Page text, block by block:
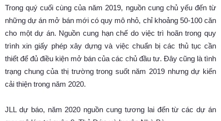
Trong quý cuối cùng của năm 2019, nguồn cung chủ yếu đến từ
những dự án mở bán mới có quy mô nhỏ, chỉ khoảng 50-100 căn
cho một dự án. Nguồn cung hạn chế do việc trì hoãn trong quy
trình xin giấy phép xây dựng và việc chuẩn bị các thủ tục cần
thiết để đủ điều kiện mở bán của các chủ đầu tư. Đây cũng là tình
trạng chung của thị trường trong suốt năm 2019 nhưng dự kiến
cải thiện trong năm 2020.
JLL dự báo, năm 2020 nguồn cung tương lai đến từ các dự án